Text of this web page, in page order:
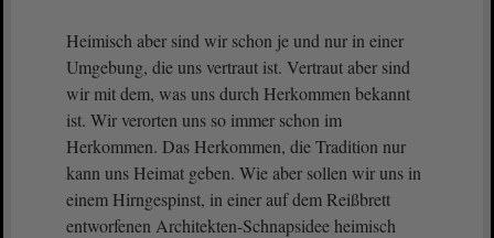
Heimisch aber sind wir schon je und nur in einer
Umgebung, die uns vertraut ist. Vertraut aber sind
wir mit dem, was uns durch Herkommen bekannt
ist. Wir verorten uns so immer schon im
Herkommen. Das Herkommen, die Tradition nur
kann uns Heimat geben. Wie aber sollen wir uns in
einem Hirngespinst, in einer auf dem Reißbrett
entworfenen Architekten-Schnapsidee heimisch